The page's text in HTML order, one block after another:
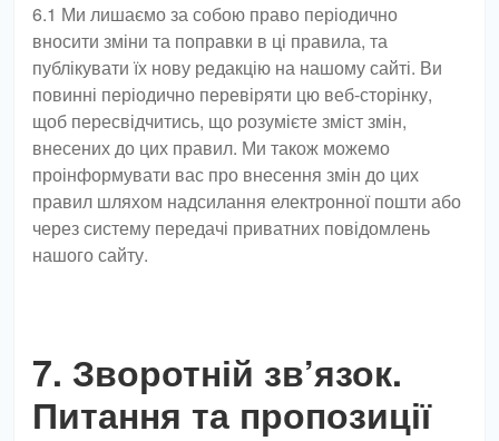
6.1 Ми лишаємо за собою право періодично
вносити зміни та поправки в ці правила, та
публікувати їх нову редакцію на нашому сайті. Ви
повинні періодично перевіряти цю веб-сторінку,
щоб пересвідчитись, що розумієте зміст змін,
внесених до цих правил. Ми також можемо
проінформувати вас про внесення змін до цих
правил шляхом надсилання електронної пошти або
через систему передачі приватних повідомлень
нашого сайту.
7. Зворотній зв’язок.
Питання та пропозиції